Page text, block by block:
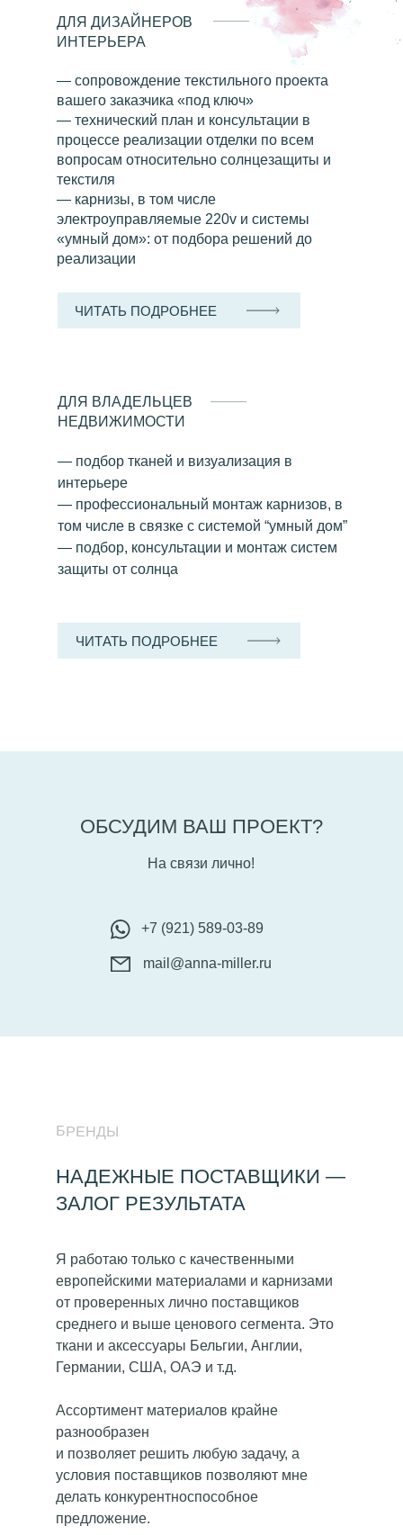
ЧИТАТЬ ПОДРОБНЕЕ
ДЛЯ ВЛАДЕЛЬЦЕВ
НЕДВИЖИМОСТИ
— подбор тканей и визуализация в
интерьере
— профессиональный монтаж карнизов, в
том числе в связке с системой “умный дом”
— подбор, консультации и монтаж систем
защиты от солнца
ЧИТАТЬ ПОДРОБНЕЕ
ДЛЯ ДИЗАЙНЕРОВ
ИНТЕРЬЕРА
— сопровождение текстильного проекта
вашего заказчика «под ключ»
— технический план и консультации в
процессе реализации отделки по всем
вопросам относительно солнцезащиты и
текстиля
— карнизы, в том числе
электроуправляемые 220v и системы
«умный дом»: от подбора решений до
реализации
ОБСУДИМ ВАШ ПРОЕКТ?
На связи лично!
+7 (921) 589-03-89
mail@anna-miller.ru
Я работаю только с качественными
европейскими материалами и карнизами
от проверенных лично поставщиков
среднего и выше ценового сегмента. Это
ткани и аксессуары Бельгии, Англии,
Германии, США, ОАЭ и т.д.
Ассортимент материалов крайне
разнообразен
и позволяет решить любую задачу, а
условия поставщиков позволяют мне
делать конкурентноспособное
предложение.
БРЕНДЫ
НАДЕЖНЫЕ ПОСТАВЩИКИ —
ЗАЛОГ РЕЗУЛЬТАТА